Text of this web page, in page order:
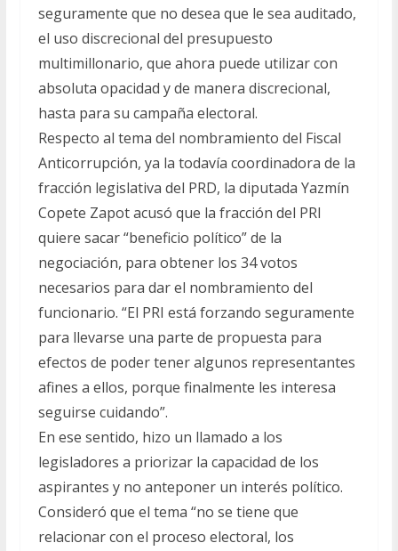
seguramente que no desea que le sea auditado,
el uso discrecional del presupuesto
multimillonario, que ahora puede utilizar con
absoluta opacidad y de manera discrecional,
hasta para su campaña electoral.
Respecto al tema del nombramiento del Fiscal
Anticorrupción, ya la todavía coordinadora de la
fracción legislativa del PRD, la diputada Yazmín
Copete Zapot acusó que la fracción del PRI
quiere sacar “beneficio político” de la
negociación, para obtener los 34 votos
necesarios para dar el nombramiento del
funcionario. “El PRI está forzando seguramente
para llevarse una parte de propuesta para
efectos de poder tener algunos representantes
afines a ellos, porque finalmente les interesa
seguirse cuidando”.
En ese sentido, hizo un llamado a los
legisladores a priorizar la capacidad de los
aspirantes y no anteponer un interés político.
Consideró que el tema “no se tiene que
relacionar con el proceso electoral, los